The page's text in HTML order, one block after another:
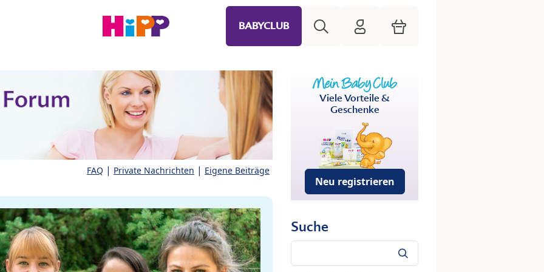
BABYCLUB HiPP Mein Babyclub
Warenkorb
FAQ | Private Nachrichten | Eigene Beiträge
Viele Vorteile &
Geschenke
Neu registrieren
Suche